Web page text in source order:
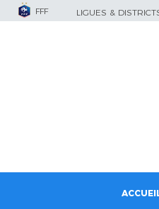
FFF LIGUES &